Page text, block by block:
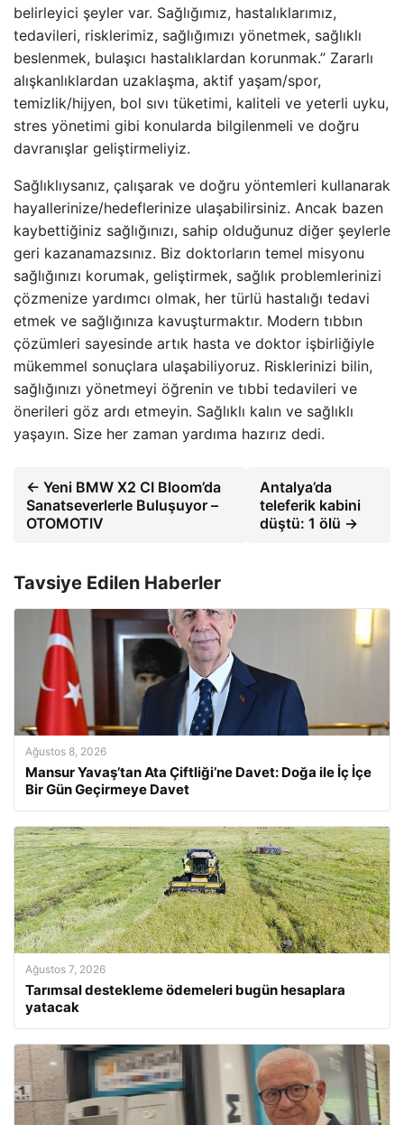
belirleyici şeyler var. Sağlığımız, hastalıklarımız,
tedavileri, risklerimiz, sağlığımızı yönetmek, sağlıklı
beslenmek, bulaşıcı hastalıklardan korunmak.” Zararlı
alışkanlıklardan uzaklaşma, aktif yaşam/spor,
temizlik/hijyen, bol sıvı tüketimi, kaliteli ve yeterli uyku,
stres yönetimi gibi konularda bilgilenmeli ve doğru
davranışlar geliştirmeliyiz.
Sağlıklıysanız, çalışarak ve doğru yöntemleri kullanarak
hayallerinize/hedeflerinize ulaşabilirsiniz. Ancak bazen
kaybettiğiniz sağlığınızı, sahip olduğunuz diğer şeylerle
geri kazanamazsınız. Biz doktorların temel misyonu
sağlığınızı korumak, geliştirmek, sağlık problemlerinizi
çözmenize yardımcı olmak, her türlü hastalığı tedavi
etmek ve sağlığınıza kavuşturmaktır. Modern tıbbın
çözümleri sayesinde artık hasta ve doktor işbirliğiyle
mükemmel sonuçlara ulaşabiliyoruz. Risklerinizi bilin,
sağlığınızı yönetmeyi öğrenin ve tıbbi tedavileri ve
önerileri göz ardı etmeyin. Sağlıklı kalın ve sağlıklı
yaşayın. Size her zaman yardıma hazırız dedi.
← Yeni BMW X2 CI Bloom’da
Sanatseverlerle Buluşuyor –
OTOMOTIV
Antalya’da
teleferik kabini
düştü: 1 ölü →
Tavsiye Edilen Haberler
Ağustos 8, 2026
Mansur Yavaş’tan Ata Çiftliği’ne Davet: Doğa ile İç İçe
Bir Gün Geçirmeye Davet
Ağustos 7, 2026
Tarımsal destekleme ödemeleri bugün hesaplara
yatacak